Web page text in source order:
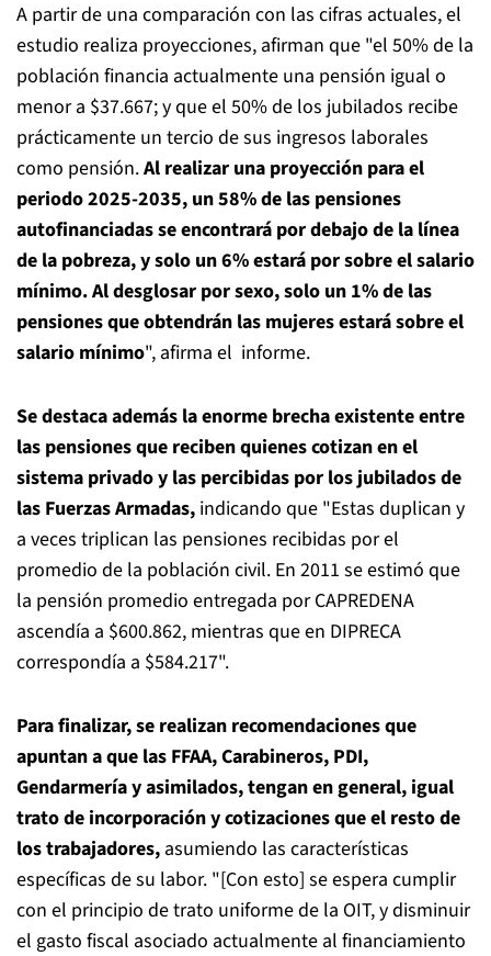
A partir de una comparación con las cifras actuales, el
estudio realiza proyecciones, afirman que "el 50% de la
población financia actualmente una pensión igual o
menor a $37.667; y que el 50% de los jubilados recibe
prácticamente un tercio de sus ingresos laborales
como pensión.Al realizar una proyección para el
periodo 2025-2035, un 58% de las pensiones
autofinanciadas se encontrará por debajo de la línea
de la pobreza, y solo un 6% estará por sobre el salario
mínimo. Al desglosar por sexo, solo un 1% de las
pensiones que obtendrán las mujeres estará sobre el
salario mínimo", afirma el informe.
Se destaca además la enorme brecha existente entre
las pensiones que reciben quienes cotizan en el
sistema privado y las percibidas por los jubilados de
las Fuerzas Armadas, indicando que "Estas duplican y
a veces triplican las pensiones recibidas por el
promedio de la población civil. En 2011 se estimó que
la pensión promedio entregada por CAPREDENA
ascendía a $600.862, mientras que en DIPRECA
correspondía a $584.217".
Para finalizar, se realizan recomendaciones que
apuntan a que las FFAA, Carabineros, PDI,
Gendarmería y asimilados, tengan en general, igual
trato de incorporación y cotizaciones que el resto de
los trabajadores, asumiendo las características
específicas de su labor. "[Con esto] se espera cumplir
con el principio de trato uniforme de la OIT, y disminuir
el gasto fiscal asociado actualmente al financiamiento